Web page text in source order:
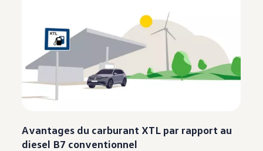
Avantages du carburant XTL par rapport au
diesel B7 conventionnel